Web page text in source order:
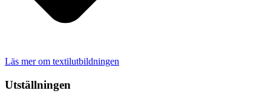
Läs mer om textilutbildningen
Utställningen